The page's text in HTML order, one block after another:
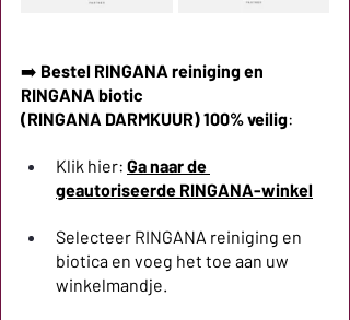
➡️ Bestel RINGANA reiniging en
RINGANA biotic
(RINGANA DARMKUUR) 100% veilig:
Klik hier: Ga naar de
geautoriseerde RINGANA-winkel
Selecteer RINGANA reiniging en
biotica en voeg het toe aan uw
winkelmandje.